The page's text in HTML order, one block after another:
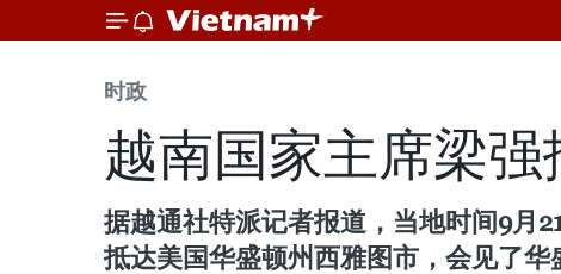
时政
越南国家主席梁
据越通社特派记者报道，当地时间9月
抵达美国华盛顿州西雅图市，会见了华